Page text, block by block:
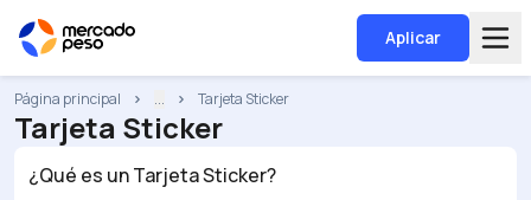
Aplicar
Página principal ... Tarjeta Sticker
Tarjeta Sticker
¿Qué es unTarjeta Sticker?